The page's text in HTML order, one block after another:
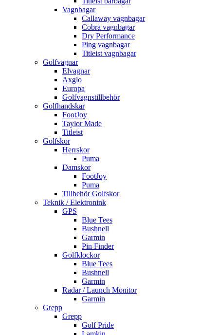
Vagnbagar
Callaway vagnbagar
Cobra vagnbagar
Dry Performance
Ping vagnbagar
Titleist vagnbagar
Golfvagnar
Elvagnar
Axglo
Europa
Golfvagnstillbehör
Golfhandskar
FootJoy
Taylor Made
Titleist
Golfskor
Herrskor
Puma
Damskor
FootJoy
Puma
Tillbehör Golfskor
Teknik / Elektronink
GPS
Blue Tees
Bushnell
Garmin
Pin Finder
Golfklockor
Blue Tees
Bushnell
Garmin
Radar / Launch Monitor
Garmin
Grepp
Grepp
Golf Pride